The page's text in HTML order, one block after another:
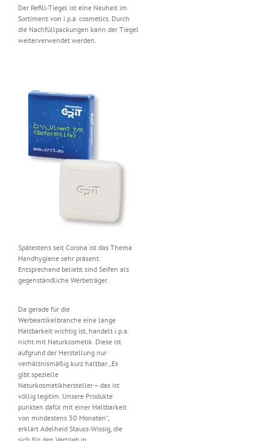
Der Refill-Tiegel ist eine Neuheit im
Sortiment von i.p.a. cosmetics. Durch
die Nachfüllpackungen kann der Tiegel
weiterverwendet werden.
Spätestens seit Corona ist das Thema
Handhygiene sehr präsent.
Entsprechend beliebt sind Seifen als
gegenständliche Werbeträger.
Da gerade für die
Werbeartikelbranche eine lange
Haltbarkeit wichtig ist, handelt i.p.a.
nicht mit Naturkosmetik. Diese ist
aufgrund der Herstellung nur
verhältnismäßig kurz haltbar. „Es
gibt spezielle
Naturkosmetikhersteller – das ist
völlig legitim. Unsere Produkte
punkten dafür mit einer Haltbarkeit
von mindestens 30 Monaten“,
erklärt Adelheid Stauss-Wissig, die